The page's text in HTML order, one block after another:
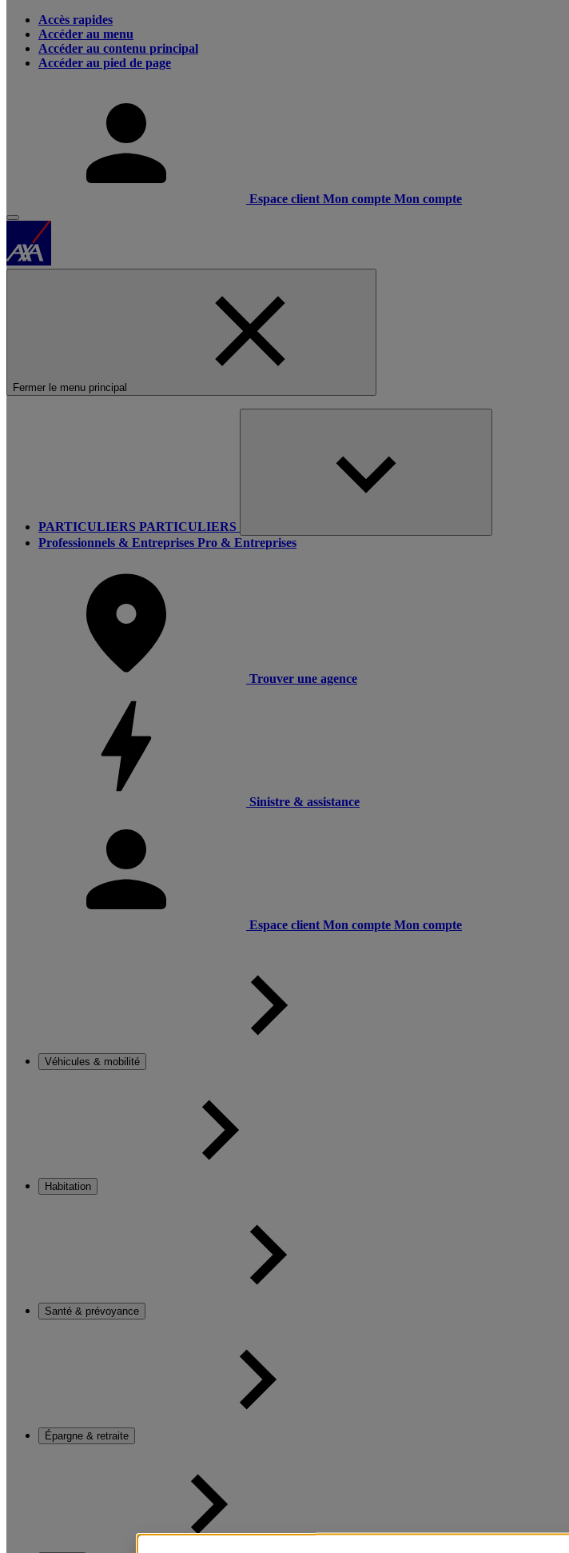
Accès rapides
Accéder au menu
Accéder au contenu principal
Accéder au pied de page
Espace client Mon compte Mon compte
Fermer le menu principal
PARTICULIERS PARTICULIERS
Professionnels & Entreprises Pro & Entreprises
Trouver une agence
Sinistre & assistance
Espace client Mon compte Mon compte
Véhicules & mobilité
Habitation
Santé & prévoyance
Épargne & retraite